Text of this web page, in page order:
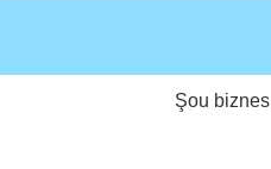
Şou biznes